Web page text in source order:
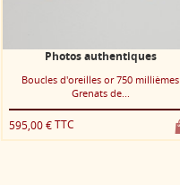
Photos authentiques
Boucles d'oreilles or 750 millièmes
Grenats de...
595,00 €TTC